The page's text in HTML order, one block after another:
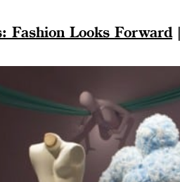
Fashion Looks Forward|